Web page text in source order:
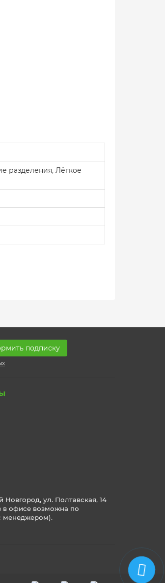
разделения, Лёгкое
подписку
Новгород, ул. Полтавская, 14
в офисе возможна по
менеджером).